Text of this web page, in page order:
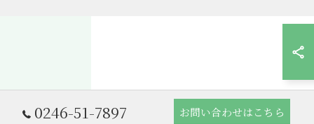
0246-51-7897 お問い合わせはこちら